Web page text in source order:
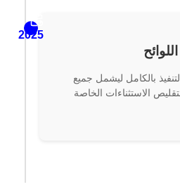
2025
حيز التنفيذ بالكامل ليشمل جميع
الاستثناءات الخاصة